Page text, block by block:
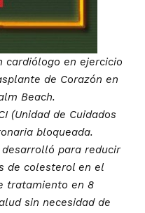
cardiólogo en ejercicio
de Corazón en
Beach.
(Unidad de Cuidados
bloqueada.
para reducir
de colesterol en el
tratamiento en 8
sin necesidad de